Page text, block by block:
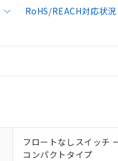
RoHS/REACH対応状況
フロートなしスイッチ
コンパクトタイプ